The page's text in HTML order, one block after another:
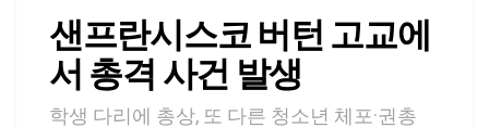
샌프란시스코 버턴 고교에
서 총격 사건 발생
학생 다리에 총상, 또 다른 청소년 체포·권총